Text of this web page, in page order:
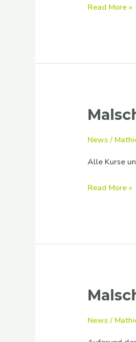
Read More »
News /
Alle Kurse
Malschule
Read More »
News /
Malschule
mit